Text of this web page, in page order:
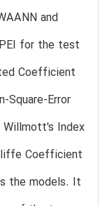
and
for the test
Coefficient
Square-Error
Willmott's Index
Coefficient
the models. It